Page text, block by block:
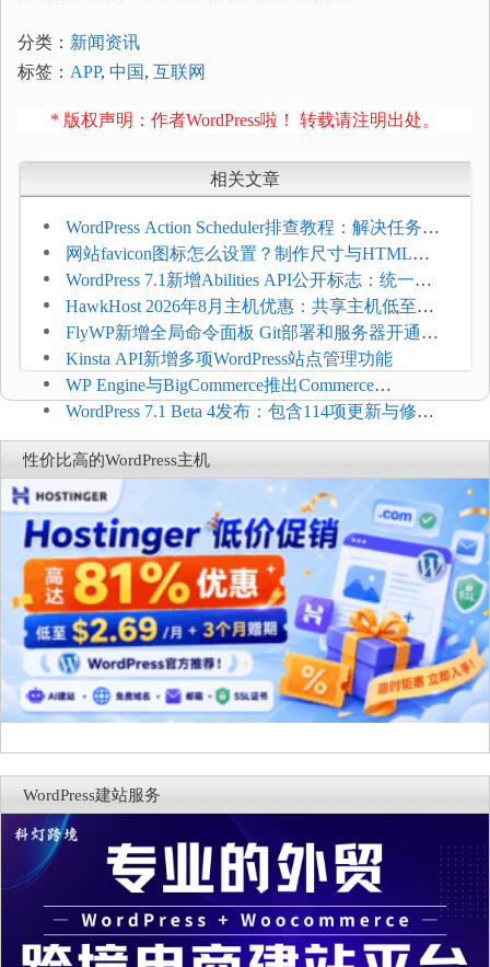
分类： 新闻资讯
标签： APP, 中国 , 互联网
* 版权声明：作者WordPress啦！ 转载请注明出处。
相关文章
WordPress Action Scheduler排查教程：解决任务积
压和订单延迟
网站favicon图标怎么设置？制作尺寸与HTML添
加方法
WordPress 7.1新增Abilities API公开标志：统一支
持REST API、MCP与AI代理
HawkHost 2026年8月主机优惠：共享主机低至
$2.61/月，高性能主机同步折扣
FlyWP新增全局命令面板 Git部署和服务器开通更
方便
Kinsta API新增多项WordPress站点管理功能
WP Engine与BigCommerce推出Commerce
Connect：WordPress商店可保留前台体验并扩展电
商能力
WordPress 7.1 Beta 4发布：包含114项更新与修
复，仅建议在测试环境体验
性价比高的WordPress主机
WordPress建站服务